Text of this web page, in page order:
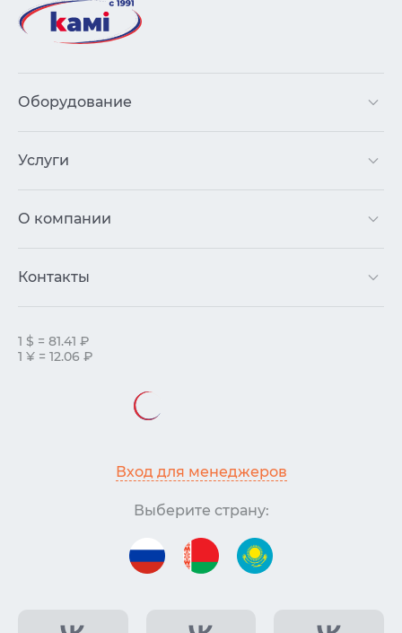
Оборудование
Услуги
О компании
Контакты
1 $ = 81.41 ₽
1 ¥ = 12.06 ₽
Вход для менеджеров
Выберите страну: